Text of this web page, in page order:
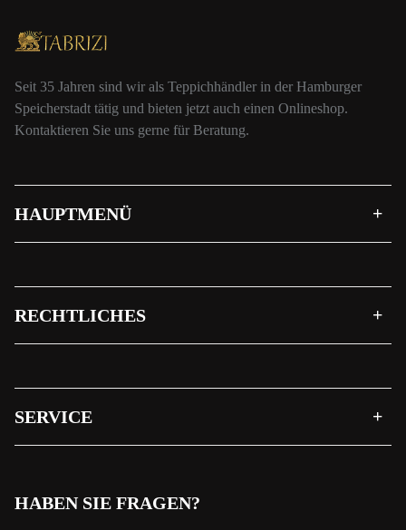
Seit 35 Jahren sind wir als Teppichhändler in der Hamburger
Speicherstadt tätig und bieten jetzt auch einen Onlineshop.
Kontaktieren Sie uns gerne für Beratung.
HAUPTMENÜ
RECHTLICHES
SERVICE
HABEN SIE FRAGEN?